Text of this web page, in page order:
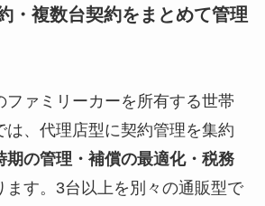
・複数台契約をまとめて管理
ファミリーカーを所有する世帯
は、代理店型に契約管理を集約
期の管理・補償の最適化・税務
ます。3台以上を別々の通販型で